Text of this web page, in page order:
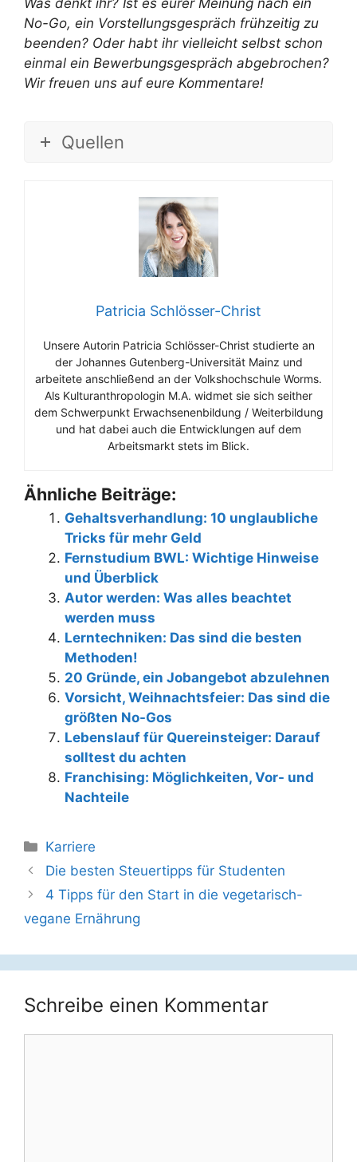
No-Go, ein Vorstellungsgespräch frühzeitig zu
beenden? Oder habt ihr vielleicht selbst schon
einmal ein Bewerbungsgespräch abgebrochen?
Wir freuen uns auf eure Kommentare!
Quellen
Patricia Schlösser-Christ
Unsere Autorin Patricia Schlösser-Christ studierte an
der Johannes Gutenberg-Universität Mainz und
arbeitete anschließend an der Volkshochschule Worms.
Als Kulturanthropologin M.A. widmet sie sich seither
dem Schwerpunkt Erwachsenenbildung / Weiterbildung
und hat dabei auch die Entwicklungen auf dem
Arbeitsmarkt stets im Blick.
Ähnliche Beiträge:
Gehaltsverhandlung: 10 unglaubliche
Tricks für mehr Geld
Fernstudium BWL: Wichtige Hinweise
und Überblick
Autor werden: Was alles beachtet
werden muss
Lerntechniken: Das sind die besten
Methoden!
20 Gründe, ein Jobangebot abzulehnen
Vorsicht, Weihnachtsfeier: Das sind die
größten No-Gos
Lebenslauf für Quereinsteiger: Darauf
solltest du achten
Franchising: Möglichkeiten, Vor- und
Nachteile
Kategorien
Karriere
Beitrags-
Navigation
Die besten Steuertipps für Studenten
4 Tipps für den Start in die vegetarisch-
vegane Ernährung
Schreibe einen Kommentar